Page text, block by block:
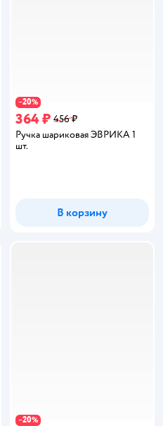
−20%
364 ₽ 456 ₽
Ручка шариковая ЭВРИКА 1
шт.
В корзину
−20%